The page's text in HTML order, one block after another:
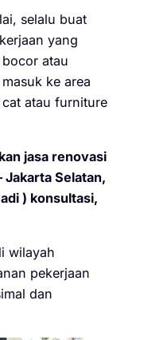
selalu buat
yang
atau
ke area
atau furniture
jasa renovasi
Jakarta Selatan,
) konsultasi,
wilayah
pekerjaan
dan